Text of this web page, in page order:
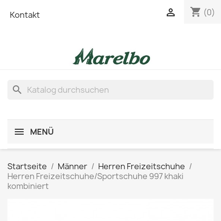
Kontakt shopping_cart (0)

search
MENÜ
Startseite Männer
Herren Freizeitschuhe
Herren Freizeitschuhe/Sportschuhe 997 khaki
kombiniert